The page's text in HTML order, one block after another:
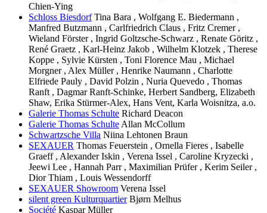
Chien-Ying
Schloss Biesdorf Tina Bara , Wolfgang E. Biedermann ,
Manfred Butzmann , Carlfriedrich Claus , Fritz Cremer ,
Wieland Förster , Ingrid Goltzsche-Schwarz , Renate Göritz ,
René Graetz , Karl-Heinz Jakob , Wilhelm Klotzek , Therese
Koppe , Sylvie Kürsten , Toni Florence Mau , Michael
Morgner , Alex Müller , Henrike Naumann , Charlotte
Elfriede Pauly , David Polzin , Nuria Quevedo , Thomas
Ranft , Dagmar Ranft-Schinke, Herbert Sandberg, Elizabeth
Shaw, Erika Stürmer-Alex, Hans Vent, Karla Woisnitza, a.o.
Galerie Thomas Schulte Richard Deacon
Galerie Thomas Schulte Allan McCollum
Schwartzsche Villa Niina Lehtonen Braun
SEXAUER Thomas Feuerstein , Ornella Fieres , Isabelle
Graeff , Alexander Iskin , Verena Issel , Caroline Kryzecki ,
Jeewi Lee , Hannah Parr , Maximilian Prüfer , Kerim Seiler ,
Dior Thiam , Louis Wessendorff
SEXAUER Showroom Verena Issel
silent green Kulturquartier Bjørn Melhus
Société Kaspar Müller